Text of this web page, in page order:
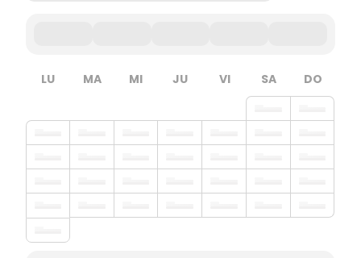
LU MA MI JU VI SA DO